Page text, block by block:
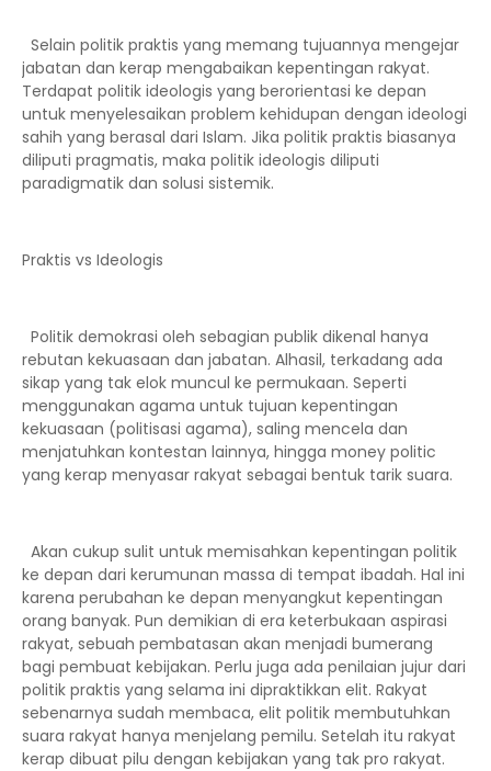
Selain politik praktis yang memang tujuannya mengejar
jabatan dan kerap mengabaikan kepentingan rakyat.
Terdapat politik ideologis yang berorientasi ke depan
untuk menyelesaikan problem kehidupan dengan ideologi
sahih yang berasal dari Islam. Jika politik praktis biasanya
diliputi pragmatis, maka politik ideologis diliputi
paradigmatik dan solusi sistemik.
Praktis vs Ideologis
Politik demokrasi oleh sebagian publik dikenal hanya
rebutan kekuasaan dan jabatan. Alhasil, terkadang ada
sikap yang tak elok muncul ke permukaan. Seperti
menggunakan agama untuk tujuan kepentingan
kekuasaan (politisasi agama), saling mencela dan
menjatuhkan kontestan lainnya, hingga money politic
yang kerap menyasar rakyat sebagai bentuk tarik suara.
Akan cukup sulit untuk memisahkan kepentingan politik
ke depan dari kerumunan massa di tempat ibadah. Hal ini
karena perubahan ke depan menyangkut kepentingan
orang banyak. Pun demikian di era keterbukaan aspirasi
rakyat, sebuah pembatasan akan menjadi bumerang
bagi pembuat kebijakan. Perlu juga ada penilaian jujur dari
politik praktis yang selama ini dipraktikkan elit. Rakyat
sebenarnya sudah membaca, elit politik membutuhkan
suara rakyat hanya menjelang pemilu. Setelah itu rakyat
kerap dibuat pilu dengan kebijakan yang tak pro rakyat.